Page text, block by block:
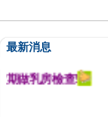
最新消息
乳房檢查!